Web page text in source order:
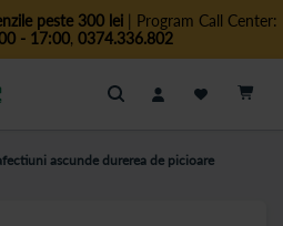
peste 300 lei| Program Call Center:
- 17:00, 0374.336.802
Cautare
ascunde durerea de picioare